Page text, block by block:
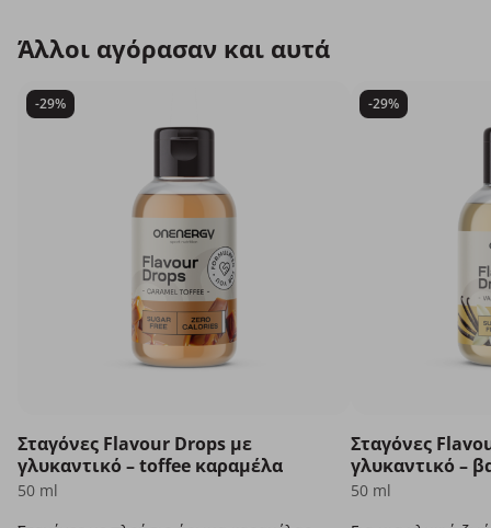
Άλλοι αγόρασαν και αυτά
-29%
Σταγόνες Flavour Drops με
γλυκαντικό – toffee καραμέλα
50 ml
-29%
Σταγόνες
γλυκαντικό –
50 ml